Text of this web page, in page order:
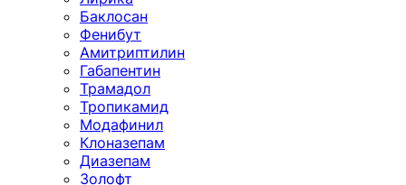
Баклосан
Фенибут
Амитриптилин
Габапентин
Трамадол
Тропикамид
Модафинил
Клоназепам
Диазепам
Золофт